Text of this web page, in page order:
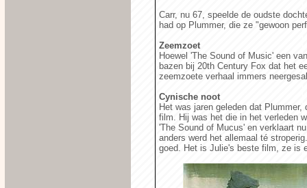
Carr, nu 67, speelde de oudste
had op Plummer, die ze "gewoon
Zeemzoet
Hoewel 'The Sound of Music' een
bazen bij 20th Century Fox dat het
zeemzoete verhaal immers
Cynische noot
Het was jaren geleden dat
film. Hij was het die in het verleden
'The Sound of Mucus' en verklaart
anders werd het allemaal té
goed. Het is Julie's beste film, ze is